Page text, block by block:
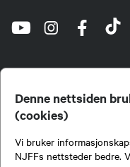
Denne nettsiden
(cookies)
Vi bruker
NJFFs nettsteder bedre.
jegere og sportsfiskere og et av de
fiske i Norge. Vi er en partipolitisk